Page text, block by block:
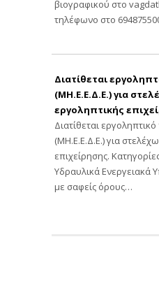
βιογραφικού στο
τηλέφωνο στο
Διατίθεται
(ΜΗ.Ε.Ε.Δ.Ε.) για
εργοληπτικής
Διατίθεται εργοληπτικό
(ΜΗ.Ε.Ε.Δ.Ε.) για
επιχείρησης.
Υδραυλικά Ενεργειακά
με σαφείς όρους…